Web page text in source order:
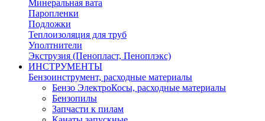
Минеральная вата
Паропленки
Подложки
Теплоизоляция для труб
Уполтнители
Экструзия (Пенопласт, Пеноплэкс)
ИНСТРУМЕНТЫ
Бензоинструмент, расходные материалы
Бензо ЭлектроКосы, расходные материалы
Бензопилы
Запчасти к пилам